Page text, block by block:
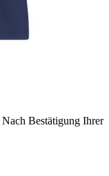
Nach Bestätigung Ihrer